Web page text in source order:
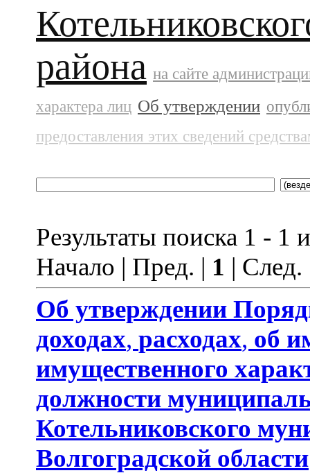
района на сайте
характера лиц Об утверждении
предоставления этих сведений
Результаты поиска 1 - 1
Начало | Пред. | 1 |
Об утверждении
доходах, расходах, об
имущественного
должности
Котельниковского
Волгоградской области